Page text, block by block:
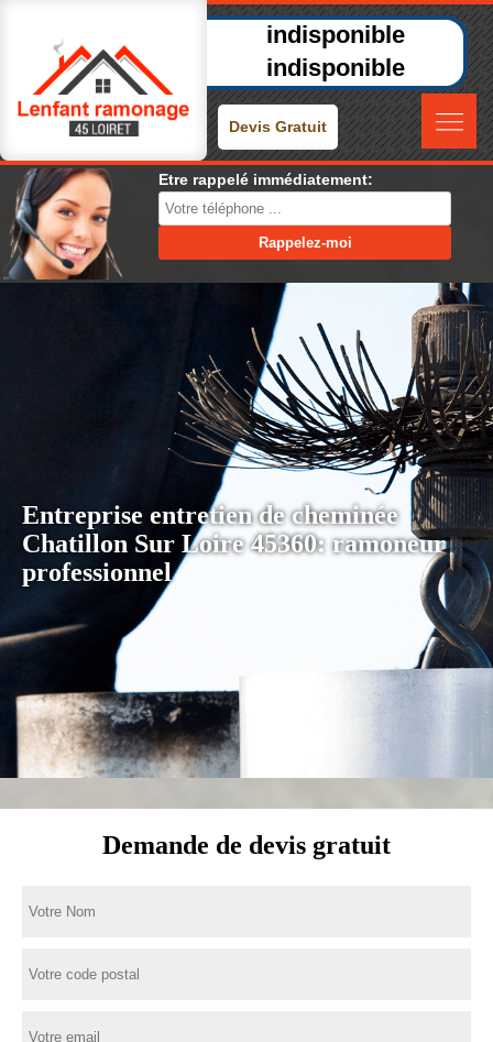
indisponible
indisponible
Devis Gratuit
Etre rappelé immédiatement:
Entreprise entretien de cheminée
Chatillon Sur Loire 45360: ramoneur
professionnel
Demande de devis gratuit